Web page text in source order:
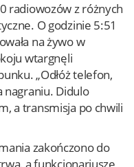
radiowozów z różnych
O godzinie 5:51
na żywo w
wtargnęli
„Odłóż telefon,
nagraniu. Didulo
a transmisja po chwili
zakończono do